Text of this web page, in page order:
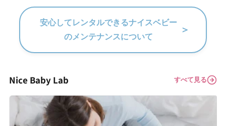
安心してレンタルできるナイスベビー
のメンテナンスについて
＞
Nice Baby Lab すべて見る